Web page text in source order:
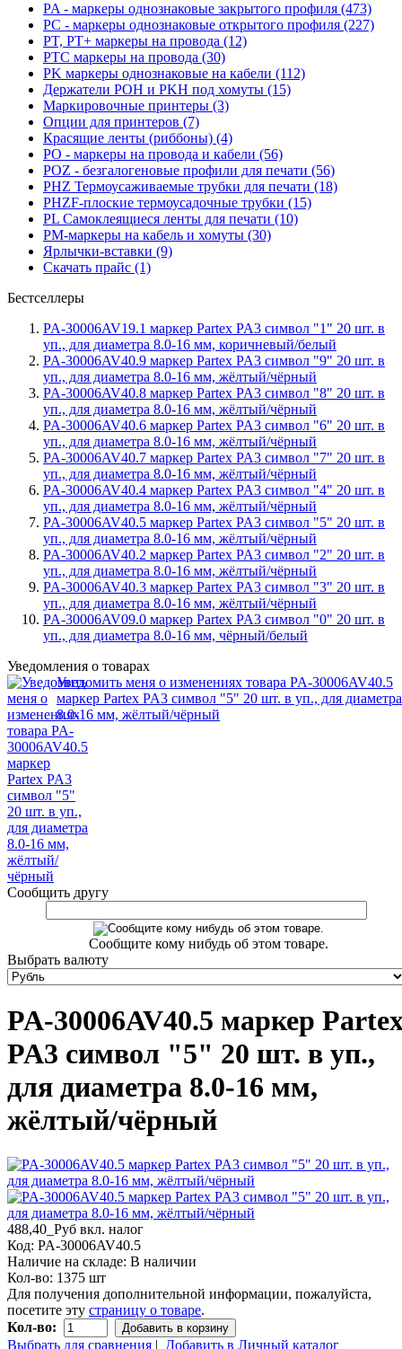
PA - маркеры однознаковые закрытого профиля (473)
PC - маркеры однознаковые открытого профиля (227)
PT, PT+ маркеры на провода (12)
PTC маркеры на провода (30)
PK маркеры однознаковые на кабели (112)
Держатели POH и PKH под хомуты (15)
Маркировочные принтеры (3)
Опции для принтеров (7)
Красящие ленты (риббоны) (4)
PO - маркеры на провода и кабели (56)
POZ - безгалогеновые профили для печати (56)
PHZ Термоусаживаемые трубки для печати (18)
PHZF-плоские термоусадочные трубки (15)
PL Самоклеящиеся ленты для печати (10)
PM-маркеры на кабель и хомуты (30)
Ярлычки-вставки (9)
Скачать прайс (1)
Бестселлеры
PA-30006AV19.1 маркер Partex PA3 символ "1" 20 шт. в
уп., для диаметра 8.0-16 мм, коричневый/белый
PA-30006AV40.9 маркер Partex PA3 символ "9" 20 шт. в
уп., для диаметра 8.0-16 мм, жёлтый/чёрный
PA-30006AV40.8 маркер Partex PA3 символ "8" 20 шт. в
уп., для диаметра 8.0-16 мм, жёлтый/чёрный
PA-30006AV40.6 маркер Partex PA3 символ "6" 20 шт. в
уп., для диаметра 8.0-16 мм, жёлтый/чёрный
PA-30006AV40.7 маркер Partex PA3 символ "7" 20 шт. в
уп., для диаметра 8.0-16 мм, жёлтый/чёрный
PA-30006AV40.4 маркер Partex PA3 символ "4" 20 шт. в
уп., для диаметра 8.0-16 мм, жёлтый/чёрный
PA-30006AV40.5 маркер Partex PA3 символ "5" 20 шт. в
уп., для диаметра 8.0-16 мм, жёлтый/чёрный
PA-30006AV40.2 маркер Partex PA3 символ "2" 20 шт. в
уп., для диаметра 8.0-16 мм, жёлтый/чёрный
PA-30006AV40.3 маркер Partex PA3 символ "3" 20 шт. в
уп., для диаметра 8.0-16 мм, жёлтый/чёрный
PA-30006AV09.0 маркер Partex PA3 символ "0" 20 шт. в
уп., для диаметра 8.0-16 мм, чёрный/белый
Уведомления о товарах
Уведомить меня о изменениях товара PA-30006AV40.5
маркер Partex PA3 символ "5" 20 шт. в уп., для диаметра
8.0-16 мм, жёлтый/чёрный
Сообщить другу
Сообщите кому нибудь об этом товаре.
Выбрать валюту
PA-30006AV40.5 маркер
PA3 символ "5" 20 шт. в уп.,
для диаметра 8.0-16 мм,
жёлтый/чёрный
488,40_Руб вкл. налог
Код: PA-30006AV40.5
Наличие на складе: В наличии
Кол-во: 1375 шт
Для получения дополнительной информации, пожалуйста,
посетите эту страницу о товаре.
Кол-во:
Добавить в корзину
Выбрать для сравнения | Добавить в Личный каталог